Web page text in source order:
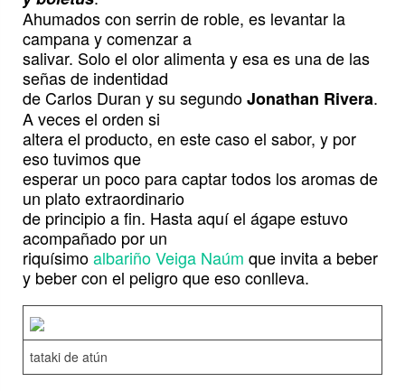
Ahumados con serrin de roble, es levantar la
campana y comenzar a
salivar. Solo el olor alimenta y esa es una de las
señas de indentidad
de Carlos Duran y su segundoJonathan Rivera.
A veces el orden si
altera el producto, en este caso el sabor, y por
eso tuvimos que
esperar un poco para captar todos los aromas de
un plato extraordinario
de principio a fin. Hasta aquí el ágape estuvo
acompañado por un
riquísimoalbariño Veiga Naúm que invita a beber
y beber con el peligro que eso conlleva.
tataki de atún